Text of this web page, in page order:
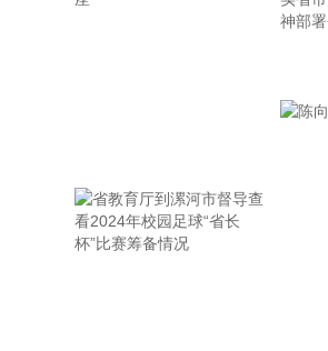
94%股份 厦门钨业：参股公司暂
海峡股份：收到政府补助资金
文件 *ST实达：因2023年半年报
中国证监会立案 *ST航图：涉嫌信
司及实控人被中国证监会立案 复
座
实省